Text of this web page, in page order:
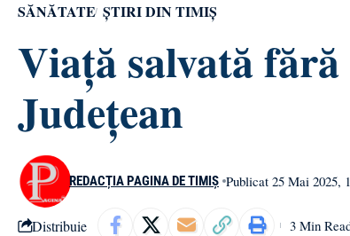
SĂNĂTATE ȘTIRI DIN TIMIȘ
Viață salvată
Județean
REDACȚIA PAGINA DE TIMIȘ Publicat 25 Mai 2025,
Distribuie 3 Min